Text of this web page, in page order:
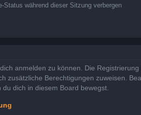
Status während dieser Sitzung verbergen
anmelden zu können. Die
zusätzliche Berechtigungen zuweisen.
dich in diesem Board bewegst.